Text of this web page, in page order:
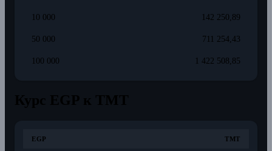
10 000 142 250,89
50 000 711 254,43
100 000 1 422 508,85
EGP TMT